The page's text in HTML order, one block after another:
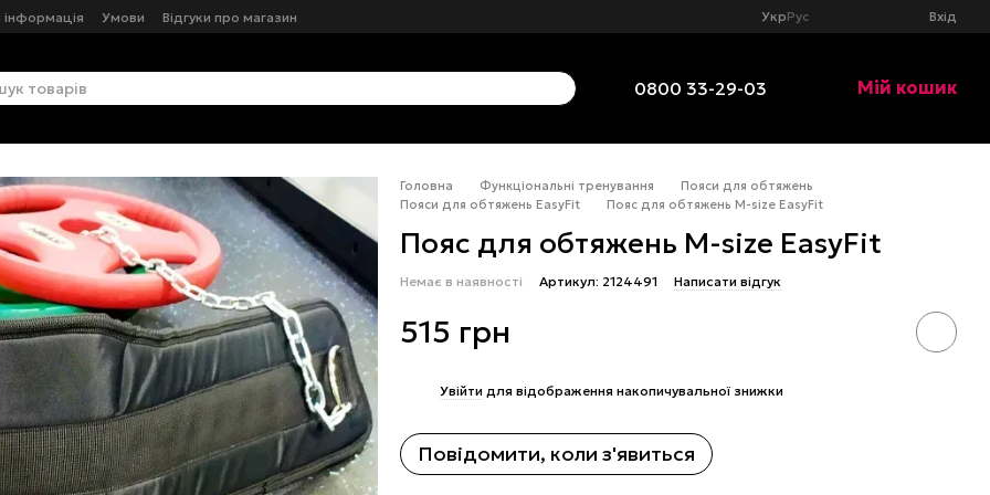
інформація Умови Відгуки про магазин УкрРус Вхід
0800 33-29-03 Мій кошик
Головна Функціональні тренування
Пояси для обтяжень
Пояси для обтяжень EasyFit
Пояс для обтяжень M-size EasyFit
Пояс для обтяжень M-size EasyFit
Немає в наявності Артикул: 2124491 Написати відгук
515 грн
Увійти для відображення накопичувальної знижки
Повідомити, коли з'явиться